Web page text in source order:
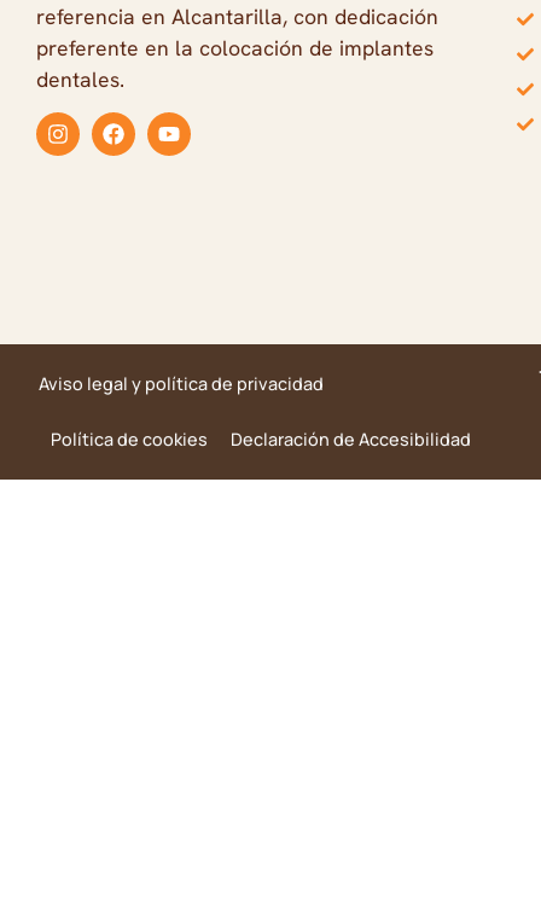
referencia en Alcantarilla, con dedicación
preferente en la colocación de implantes
dentales.
Aviso legal y política de privacidad
Política de cookies Declaración de Accesibilidad